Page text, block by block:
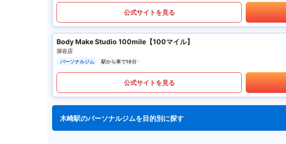
公式サイトを見る
Body Make Studio 100mile【100マイル】
深谷店
パーソナルジム 駅から車で18分
公式サイトを見る
木崎駅のパーソナルジムを目的別に探す